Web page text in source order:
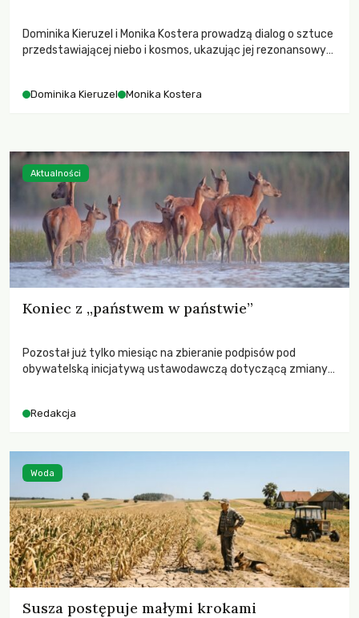
Dominika Kieruzel i Monika Kostera prowadzą dialog o sztuce
przedstawiającej niebo i kosmos, ukazując jej rezonansowy
Dominika Kieruzel Monika Kostera
Koniec z „państwem w państwie”
Pozostał już tylko miesiąc na zbieranie podpisów pod
obywatelską inicjatywą ustawodawczą dotyczącą zmiany
niezwykle korzystne rozwiązania dla przyrody i zwierząt,
funkcjonowania łowiectwa w Polsce.
Redakcja
Aktualności
Susza postępuje małymi krokami
Woda